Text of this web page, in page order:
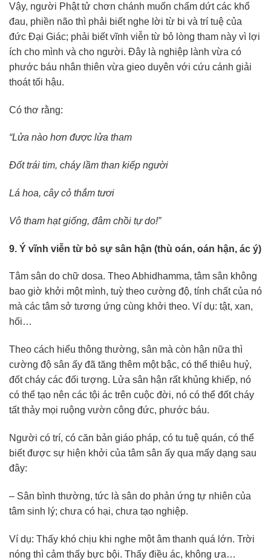
Vậy, người Phật tử chơn chánh muốn chấm dứt các khổ
đau, phiền não thì phải biết nghe lời từ bi và trí tuệ của
đức Đại Giác; phải biết vĩnh viễn từ bỏ lòng tham này vì lợi
ích cho mình và cho người. Đây là nghiệp lành vừa có
phước báu nhân thiên vừa gieo duyên với cứu cánh giải
thoát tối hậu.
Có thơ rằng:
“Lửa nào hơn được lửa tham
Đốt trái tim, cháy lầm than kiếp người
Lá hoa, cây cỏ thắm tươi
Vô tham hạt giống, đâm chồi tự do!”
9. Ý vĩnh viễn từ bỏ sự sân hận (thù oán, oán hận, ác ý)
Tâm sân do chữ dosa. Theo Abhidhamma, tâm sân không
bao giờ khởi một mình, tuỳ theo cường độ, tính chất của nó
mà các tâm sở tương ứng cùng khởi theo. Ví dụ: tật, xan,
hối…
Theo cách hiểu thông thường, sân mà còn hận nữa thì
cường độ sân ấy đã tăng thêm một bậc, có thể thiêu huỷ,
đốt cháy các đối tượng. Lửa sân hận rất khủng khiếp, nó
có thể tạo nên các tội ác trên cuộc đời, nó có thể đốt cháy
tất thảy mọi ruộng vườn công đức, phước báu.
Người có trí, có căn bản giáo pháp, có tu tuệ quán, có thể
biết được sự hiện khởi của tâm sân ấy qua mấy dạng sau
đây:
– Sân bình thường, tức là sân do phản ứng tự nhiên của
tâm sinh lý; chưa có hại, chưa tạo nghiệp.
Ví dụ: Thấy khó chịu khi nghe một âm thanh quá lớn. Trời
nóng thì cảm thấy bực bội. Thấy điều ác, không ưa…